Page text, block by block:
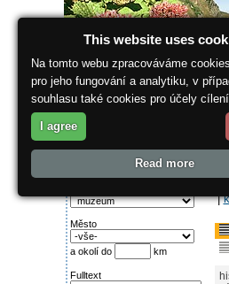
O regionu
Najděte si:
Město
a okolí do km
Fulltext
|
This website uses
Na tomto webu zpracováváme
pro jeho fungování a analytiku, v
souhlasu také cookies pro účely
I agree
Read more